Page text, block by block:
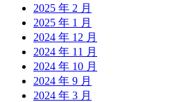
2025 年 2 月
2025 年 1 月
2024 年 12 月
2024 年 11 月
2024 年 10 月
2024 年 9 月
2024 年 3 月